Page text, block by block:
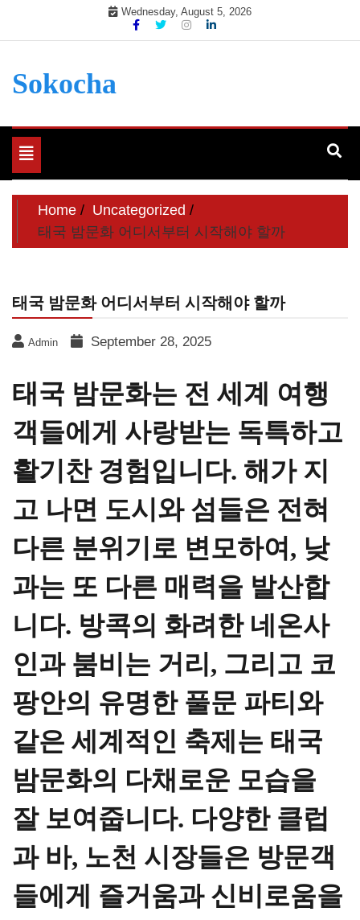
Wednesday, August 5, 2026
Sokocha
Toggle
navigation
Home
Uncategorized
태국 밤문화 어디서부터 시작해야 할까
태국 밤문화 어디서부터 시작해야 할까
Admin September 28, 2025
태국 밤문화는 전 세계 여행
객들에게 사랑받는 독특하고
활기찬 경험입니다. 해가 지
고 나면 도시와 섬들은 전혀
다른 분위기로 변모하여, 낮
과는 또 다른 매력을 발산합
니다. 방콕의 화려한 네온사
인과 붐비는 거리, 그리고 코
팡안의 유명한 풀문 파티와
같은 세계적인 축제는 태국
밤문화의 다채로운 모습을
잘 보여줍니다. 다양한 클럽
과 바, 노천 시장들은 방문객
들에게 즐거움과 신비로움을